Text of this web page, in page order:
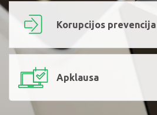
Korupcijos prevencija
Apklausa